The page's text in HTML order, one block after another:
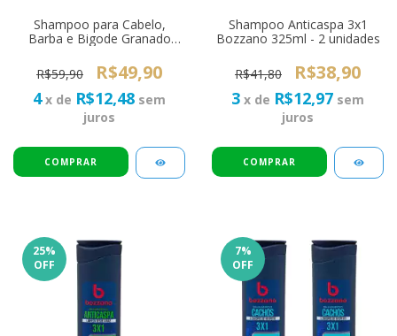
Shampoo para Cabelo,
Barba e Bigode Granado
R$59,90
R$49,90
4 x de R$12,48 sem
juros
Shampoo Anticaspa 3x1
Bozzano 325ml - 2 unidades
R$41,80 R$38,90
3 x de R$12,97 sem
juros
25%
OFF
7%
OFF